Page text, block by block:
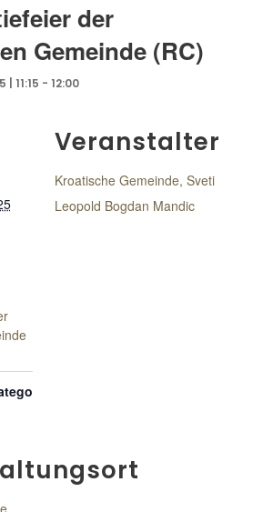
der
Gemeinde (RC)
11:15 - 12:00
Veranstalter
Kroatische Gemeinde, Sveti
Leopold Bogdan Mandic